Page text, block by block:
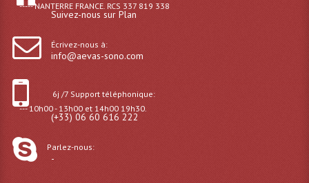
Dispatches
Guirlandes Lumineuse
----- NANTERRE FRANCE. RCS 337 819 338
Suivez-nous sur Plan
Écrivez-nous à:
info@aevas-sono.com
6j /7 Support téléphonique:
--- 10h00 - 13h00 et 14h00 19h30.
(+33) 06 60 616 222
Parlez-nous:
-